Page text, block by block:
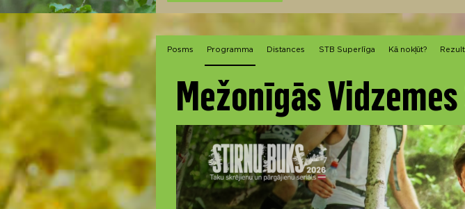
Posms Programma Distances STB Superlīga Kā nokļūt?
Mežonīgās